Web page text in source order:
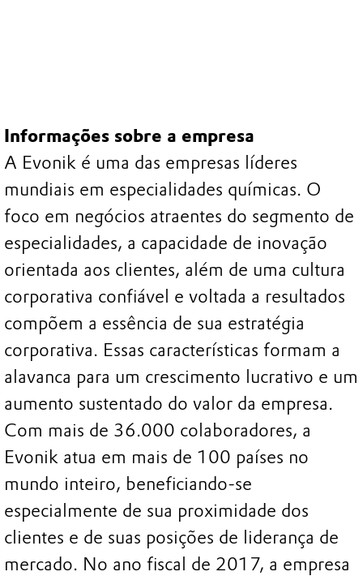
Informações sobre a empresa
A Evonik é uma das empresas líderes
mundiais em especialidades químicas. O
foco em negócios atraentes do segmento de
especialidades, a capacidade de inovação
orientada aos clientes, além de uma cultura
corporativa confiável e voltada a resultados
compõem a essência de sua estratégia
corporativa. Essas características formam a
alavanca para um crescimento lucrativo e um
aumento sustentado do valor da empresa.
Com mais de 36.000 colaboradores, a
Evonik atua em mais de 100 países no
mundo inteiro, beneficiando-se
especialmente de sua proximidade dos
clientes e de suas posições de liderança de
mercado. No ano fiscal de 2017, a empresa